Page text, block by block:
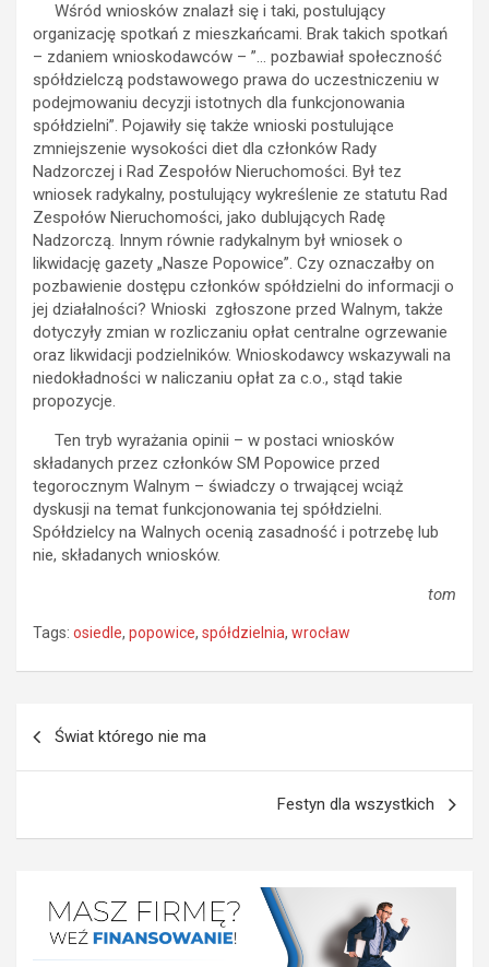
Wśród wniosków znalazł się i taki, postulujący
organizację spotkań z mieszkańcami. Brak takich spotkań
– zdaniem wnioskodawców – ”… pozbawiał społeczność
spółdzielczą podstawowego prawa do uczestniczeniu w
podejmowaniu decyzji istotnych dla funkcjonowania
spółdzielni”. Pojawiły się także wnioski postulujące
zmniejszenie wysokości diet dla członków Rady
Nadzorczej i Rad Zespołów Nieruchomości. Był tez
wniosek radykalny, postulujący wykreślenie ze statutu Rad
Zespołów Nieruchomości, jako dublujących Radę
Nadzorczą. Innym równie radykalnym był wniosek o
likwidację gazety „Nasze Popowice”. Czy oznaczałby on
pozbawienie dostępu członków spółdzielni do informacji o
jej działalności? Wnioski zgłoszone przed Walnym, także
dotyczyły zmian w rozliczaniu opłat centralne ogrzewanie
oraz likwidacji podzielników. Wnioskodawcy wskazywali na
niedokładności w naliczaniu opłat za c.o., stąd takie
propozycje.
Ten tryb wyrażania opinii – w postaci wniosków
składanych przez członków SM Popowice przed
tegorocznym Walnym – świadczy o trwającej wciąż
dyskusji na temat funkcjonowania tej spółdzielni.
Spółdzielcy na Walnych ocenią zasadność i potrzebę lub
nie, składanych wniosków.
tom
Tags: osiedle, popowice, spółdzielnia, wrocław
Nawigacja
Świat którego nie ma
Festyn dla wszystkich